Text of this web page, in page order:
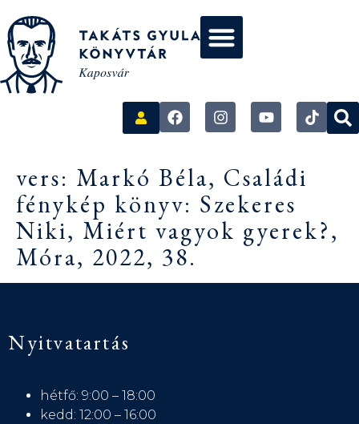
vers: Markó Béla, Családi
fénykép könyv: Szekeres
Niki, Miért vagyok gyerek?,
Móra, 2022, 38.
Nyitvatartás
hétfő: 9:00 – 18:00
kedd: 12:00 – 16:00